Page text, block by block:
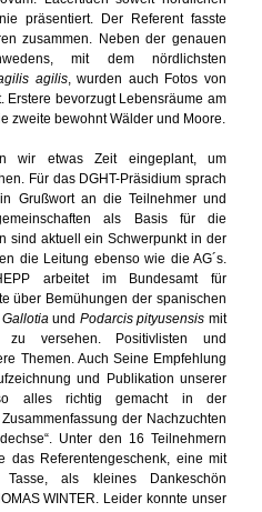
präsentiert. Der Referent fasste
zusammen. Neben der genauen
mit dem nördlichsten
agilis, wurden auch Fotos von
Erstere bevorzugt Lebensräume am
zweite bewohnt Wälder und Moore.
wir etwas Zeit eingeplant, um
Für das DGHT-Präsidium sprach
Grußwort an die Teilnehmer und
als Basis für die
sind aktuell ein Schwerpunkt in der
die Leitung ebenso wie die AG´s.
arbeitet im Bundesamt für
über Bemühungen der spanischen
Gallotiaund Podarcis pityusensis mit
zu versehen. Positivlisten und
Themen. Auch Seine Empfehlung
und Publikation unserer
alles richtig gemacht in der
der Nachzuchten
Unter den 16 Teilnehmern
das Referentengeschenk, eine mit
Tasse, als kleines Dankeschön
WINTER. Leider konnte unser